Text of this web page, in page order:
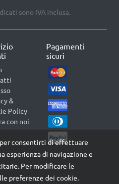
sono IVA inclusa.
&
Policy
con noi
Pagamenti
sicuri
consentirti di effettuare
esperienza di navigazione e
Per modificare le
preferenze dei cookie.